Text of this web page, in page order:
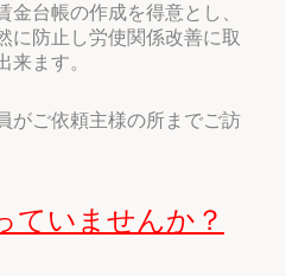
金台帳の作成を得意とし、
に防止し労使関係改善に取
来ます。
がご依頼主様の所までご訪
ていませんか？